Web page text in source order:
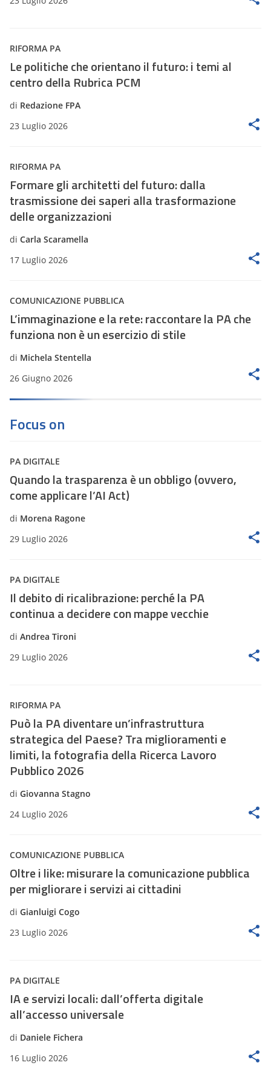
RIFORMA PA
Le politiche che orientano il futuro: i temi al
centro della Rubrica PCM
di Redazione FPA
23 Luglio 2026
RIFORMA PA
Formare gli architetti del futuro: dalla
trasmissione dei saperi alla trasformazione
delle organizzazioni
di Carla Scaramella
17 Luglio 2026
COMUNICAZIONE PUBBLICA
L’immaginazione e la rete: raccontare la PA che
funziona non è un esercizio di stile
di Michela Stentella
26 Giugno 2026
Focus on
PA DIGITALE
Quando la trasparenza è un obbligo (ovvero,
come applicare l’AI Act)
di Morena Ragone
29 Luglio 2026
PA DIGITALE
Il debito di ricalibrazione: perché la PA
continua a decidere con mappe vecchie
di Andrea Tironi
29 Luglio 2026
RIFORMA PA
Può la PA diventare un’infrastruttura
strategica del Paese? Tra miglioramenti e
limiti, la fotografia della Ricerca Lavoro
Pubblico 2026
di Giovanna Stagno
24 Luglio 2026
COMUNICAZIONE PUBBLICA
Oltre i like: misurare la comunicazione pubblica
per migliorare i servizi ai cittadini
di Gianluigi Cogo
23 Luglio 2026
PA DIGITALE
IA e servizi locali: dall’offerta digitale
all’accesso universale
di Daniele Fichera
16 Luglio 2026